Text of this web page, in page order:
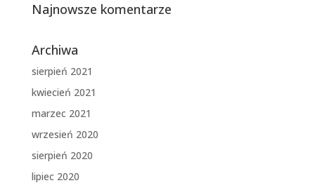
Najnowsze komentarze
Archiwa
sierpień 2021
kwiecień 2021
marzec 2021
wrzesień 2020
sierpień 2020
lipiec 2020